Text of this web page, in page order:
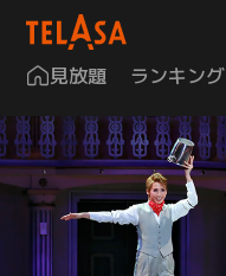
見放題 ランキング